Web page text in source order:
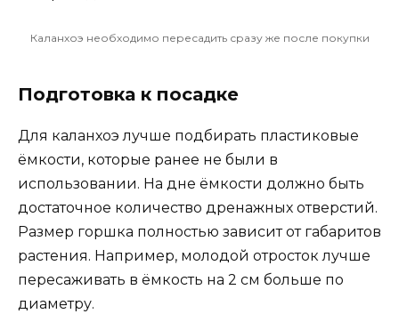
Каланхоэ необходимо пересадить сразу же после покупки
Подготовка к посадке
Для каланхоэ лучше подбирать пластиковые
ёмкости, которые ранее не были в
использовании. На дне ёмкости должно быть
достаточное количество дренажных отверстий.
Размер горшка полностью зависит от габаритов
растения. Например, молодой отросток лучше
пересаживать в ёмкость на 2 см больше по
диаметру.